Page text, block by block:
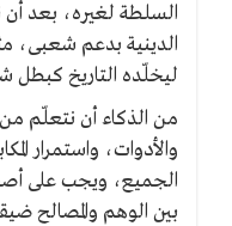
السلطة لغيره، بعد
الدينية بدعم شعبى،
ليخلّده التاريخ كبطل
من الذكاء أن نتعلّم
والأدوات، واستمرار
الجميع، ويجب على
بين الوهم والمصالح